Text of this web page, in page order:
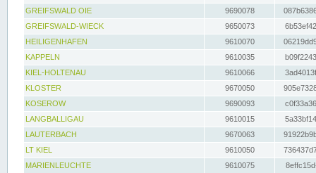
GREIFSWALD OIE
9690078
GREIFSWALD-WIECK
9650073
HEILIGENHAFEN
9610070
KAPPELN
9610035
KIEL-HOLTENAU
9610066
KLOSTER
9670050
KOSEROW
9690093
LANGBALLIGAU
9610015
LAUTERBACH
9670063
LT KIEL
9610050
MARIENLEUCHTE
9610075